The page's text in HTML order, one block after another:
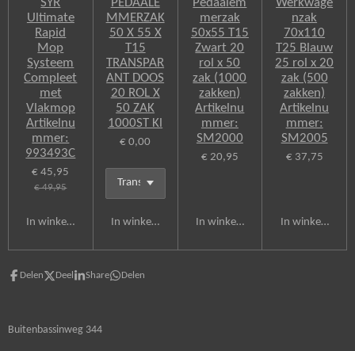
Ultimate
Rapid
Mop
Systeem
Compleet
met
Vlakmop
Artikelnu
mmer:
993493C
€ 45,95
€ 49,95
In winkelwagen
MMERZAK
50 X 55 X
T15
TRANSPAR
ANT DOOS
20 ROL X
50 ZAK
1000ST Kl
€ 0,00
In winkelwagen
merzak
50x55 T15
Zwart 20
rol x 50
zak (1000
zakken)
Artikelnu
mmer:
SM2000
€ 20,95
In winkelwagen
nzak
70x110
T25 Blauw
25 rol x 20
zak (500
zakken)
Artikelnu
mmer:
SM2005
€ 37,75
In winkelwagen
Delen Deel Share Delen
Buitenbassinweg 344